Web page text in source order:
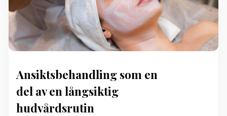
Ansiktsbehandling som en
del av en långsiktig
hudvårdsrutin